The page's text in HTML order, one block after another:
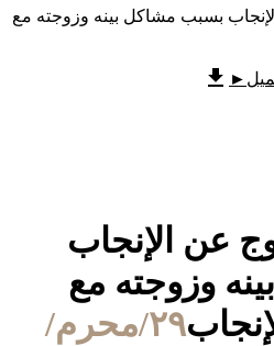
بسبب مشاكل بينه وزوجته مع
►
عن الإنجاب
وزوجته مع
٢٩/محرم/